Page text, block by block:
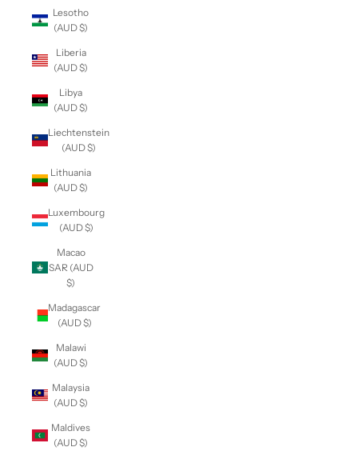
Lesotho
(AUD $)
Liberia
(AUD $)
Libya
(AUD $)
Liechtenstein
(AUD $)
Lithuania
(AUD $)
Luxembourg
(AUD $)
Macao
SAR (AUD
$)
Madagascar
(AUD $)
Malawi
(AUD $)
Malaysia
(AUD $)
Maldives
(AUD $)